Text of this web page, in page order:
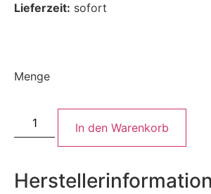
Lieferzeit: sofort
Menge
In den Warenkorb